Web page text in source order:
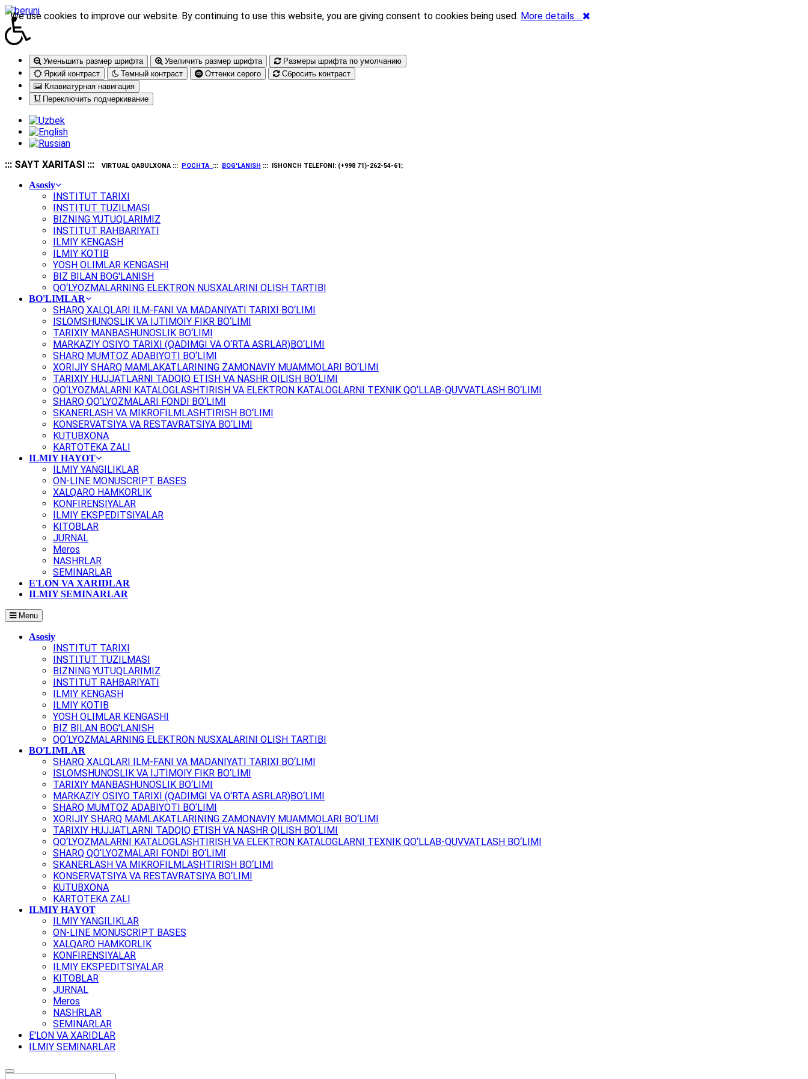
Уменьшить размер шрифта Увеличить размер шрифта
Размеры шрифта по умолчанию
Яркий контраст
Темный контраст Оттенки серого
Сбросить контраст
Клавиатурная навигация
Переключить подчеркивание
::: SAYT XARITASI ::: VIRTUAL QABULXONA ::: POCHTA ::: BOG'LANISH ::: ISHONCH TELEFONI: (+998 71)-262-54-61;
Asosiy
INSTITUT TARIXI
INSTITUT TUZILMASI
BIZNING YUTUQLARIMIZ
INSTITUT RAHBARIYATI
ILMIY KENGASH
ILMIY KOTIB
YOSH OLIMLAR KENGASHI
BIZ BILAN BOG'LANISH
QO‘LYOZMALARNING ELEKTRON NUSXALARINI OLISH TARTIBI
BO'LIMLAR
SHARQ XALQLARI ILM-FANI VA MADANIYATI TARIXI BO‘LIMI
ISLOMSHUNOSLIK VA IJTIMOIY FIKR BO‘LIMI
TARIXIY MANBASHUNOSLIK BO‘LIMI
MARKAZIY OSIYO TARIXI (QADIMGI VA O‘RTA ASRLAR)BO‘LIMI
SHARQ MUMTOZ ADABIYOTI BO‘LIMI
XORIJIY SHARQ MAMLAKATLARINING ZAMONAVIY MUAMMOLARI BO‘LIMI
TARIXIY HUJJATLARNI TADQIQ ETISH VA NASHR QILISH BO‘LIMI
QO‘LYOZMALARNI KATALOGLASHTIRISH VA ELEKTRON KATALOGLARNI TEXNIK QO‘LLAB-QUVVATLASH BO‘LIMI
SHARQ QO‘LYOZMALARI FONDI BO‘LIMI
SKANERLASH VA MIKROFILMLASHTIRISH BO‘LIMI
KONSERVATSIYA VA RESTAVRATSIYA BO‘LIMI
KUTUBXONA
KARTOTEKA ZALI
ILMIY HAYOT
ILMIY YANGILIKLAR
ON-LINE MONUSCRIPT BASES
XALQARO HAMKORLIK
KONFIRENSIYALAR
ILMIY EKSPEDITSIYALAR
KITOBLAR
JURNAL
Meros
NASHRLAR
SEMINARLAR
E'LON VA XARIDLAR
ILMIY SEMINARLAR
Menu
Asosiy
INSTITUT TARIXI
INSTITUT TUZILMASI
BIZNING YUTUQLARIMIZ
INSTITUT RAHBARIYATI
ILMIY KENGASH
ILMIY KOTIB
YOSH OLIMLAR KENGASHI
BIZ BILAN BOG'LANISH
QO‘LYOZMALARNING ELEKTRON NUSXALARINI OLISH TARTIBI
BO'LIMLAR
SHARQ XALQLARI ILM-FANI VA MADANIYATI TARIXI BO‘LIMI
ISLOMSHUNOSLIK VA IJTIMOIY FIKR BO‘LIMI
TARIXIY MANBASHUNOSLIK BO‘LIMI
MARKAZIY OSIYO TARIXI (QADIMGI VA O‘RTA ASRLAR)BO‘LIMI
SHARQ MUMTOZ ADABIYOTI BO‘LIMI
XORIJIY SHARQ MAMLAKATLARINING ZAMONAVIY MUAMMOLARI BO‘LIMI
TARIXIY HUJJATLARNI TADQIQ ETISH VA NASHR QILISH BO‘LIMI
QO‘LYOZMALARNI KATALOGLASHTIRISH VA ELEKTRON KATALOGLARNI TEXNIK QO‘LLAB-QUVVATLASH BO‘LIMI
SHARQ QO‘LYOZMALARI FONDI BO‘LIMI
SKANERLASH VA MIKROFILMLASHTIRISH BO‘LIMI
KONSERVATSIYA VA RESTAVRATSIYA BO‘LIMI
KUTUBXONA
KARTOTEKA ZALI
ILMIY HAYOT
ILMIY YANGILIKLAR
ON-LINE MONUSCRIPT BASES
XALQARO HAMKORLIK
KONFIRENSIYALAR
ILMIY EKSPEDITSIYALAR
KITOBLAR
JURNAL
Meros
NASHRLAR
SEMINARLAR
E'LON VA XARIDLAR
ILMIY SEMINARLAR
We use cookies to improve our website. By continuing to use this website, you are giving consent to cookies being used. More details…